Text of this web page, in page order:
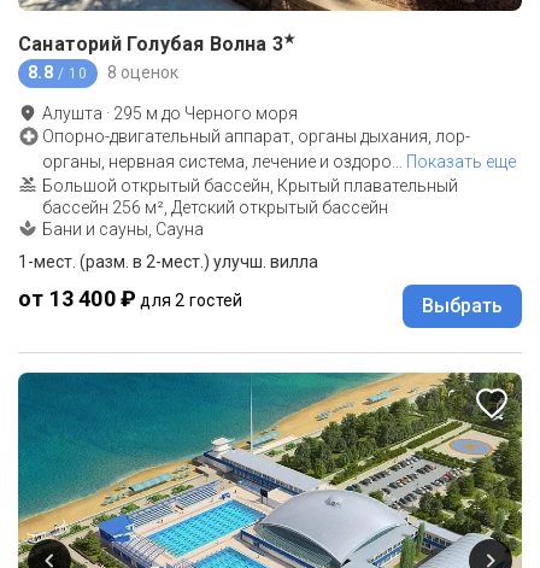
Санаторий Голубая Волна 3★
8.8 / 10 8 оценок
Алушта · 295 м до Черного моря
Опорно-двигательный аппарат, органы дыхания, лор-
органы, нервная система, лечение и оздоро
Показать еще
Большой открытый бассейн, Крытый плавательный
бассейн 256 м², Детский открытый бассейн
Бани и сауны, Сауна
1-мест. (разм. в 2-мест.) улучш. вилла
от 13 400 ₽ для 2 гостей Выбрать